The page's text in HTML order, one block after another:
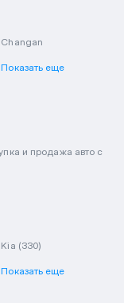
Changan
Показать еще
и продажа авто с
Kia (330)
Показать еще